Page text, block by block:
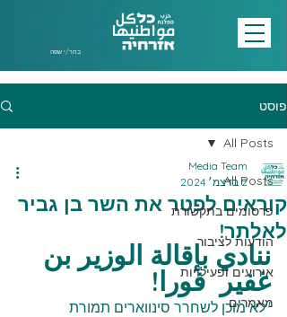
בחר/י שפה
פוסט
All Posts
פרסומים בתקשורת
הודעות לציבור
אירועים ופעילויות
מאמרים
All Posts
קוראים לפטר את השר בן גביר
לאלתר!
Media Team
2 בדצמ׳ 2024
ننادي بإقالة الوزير بن
غفير  فورا!
"לא מוכן לשחרר סינווארים תמורת